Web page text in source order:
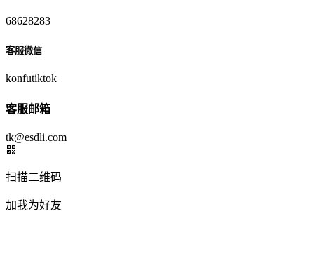
68628283
客服微信
konfutiktok
客服邮箱
tk@esdli.com
扫描二维码
加我为好友